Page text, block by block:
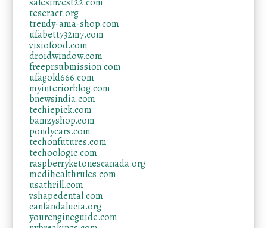
teseract.org
trendy-ama-shop.com
ufabett732m7.com
visiofood.com
droidwindow.com
freeprsubmission.com
ufagold666.com
myinteriorblog.com
bnewsindia.com
techiepick.com
bamzyshop.com
pondycars.com
techonfutures.com
techoologic.com
raspberryketonescanada.org
medihealthrules.com
usathrill.com
vshapedental.com
canfandalucia.org
yourengineguide.com